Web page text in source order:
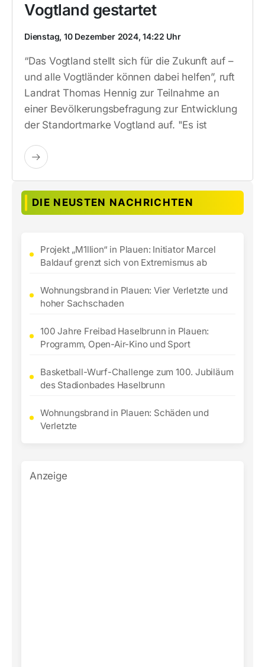
Vogtland gestartet
Dienstag, 10 Dezember 2024, 14:22 Uhr
“Das Vogtland stellt sich für die Zukunft auf –
und alle Vogtländer können dabei helfen”, ruft
Landrat Thomas Hennig zur Teilnahme an
einer Bevölkerungsbefragung zur Entwicklung
der Standortmarke Vogtland auf. "Es ist
DIE NEUSTEN NACHRICHTEN
Projekt „M1llion“ in Plauen: Initiator Marcel
Baldauf grenzt sich von Extremismus ab
Wohnungsbrand in Plauen: Vier Verletzte und
hoher Sachschaden
100 Jahre Freibad Haselbrunn in Plauen:
Programm, Open-Air-Kino und Sport
Basketball-Wurf-Challenge zum 100. Jubiläum
des Stadionbades Haselbrunn
Wohnungsbrand in Plauen: Schäden und
Verletzte
Anzeige